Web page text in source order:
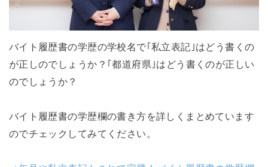
バイト履歴書の学歴の学校名で｢私立表記｣はどう書くの
が正しのでしょうか？｢都道府県｣はどう書くのが正しい
のでしょうか？
バイト履歴書の学歴欄の書き方を詳しくまとめています
のでチェックしてみてください。